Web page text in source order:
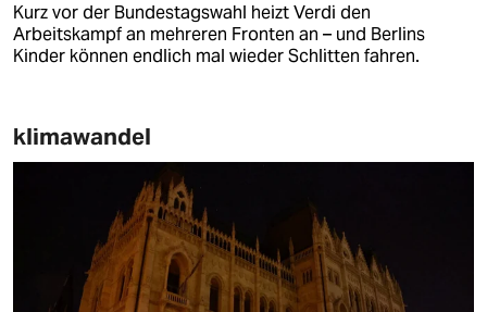
Kurz vor der Bundestagswahl heizt Verdi den
Arbeitskampf an mehreren Fronten an – und Berlins
Kinder können endlich mal wieder Schlitten fahren.
klimawandel